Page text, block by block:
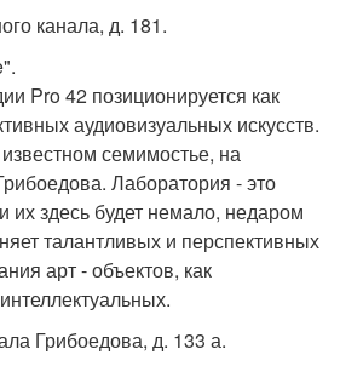
канала, д. 181.
Pro 42 позиционируется как
аудиовизуальных искусств.
семимостье, на
Лаборатория - это
их здесь будет немало, недаром
талантливых и перспективных
арт - объектов, как
Грибоедова, д. 133 а.